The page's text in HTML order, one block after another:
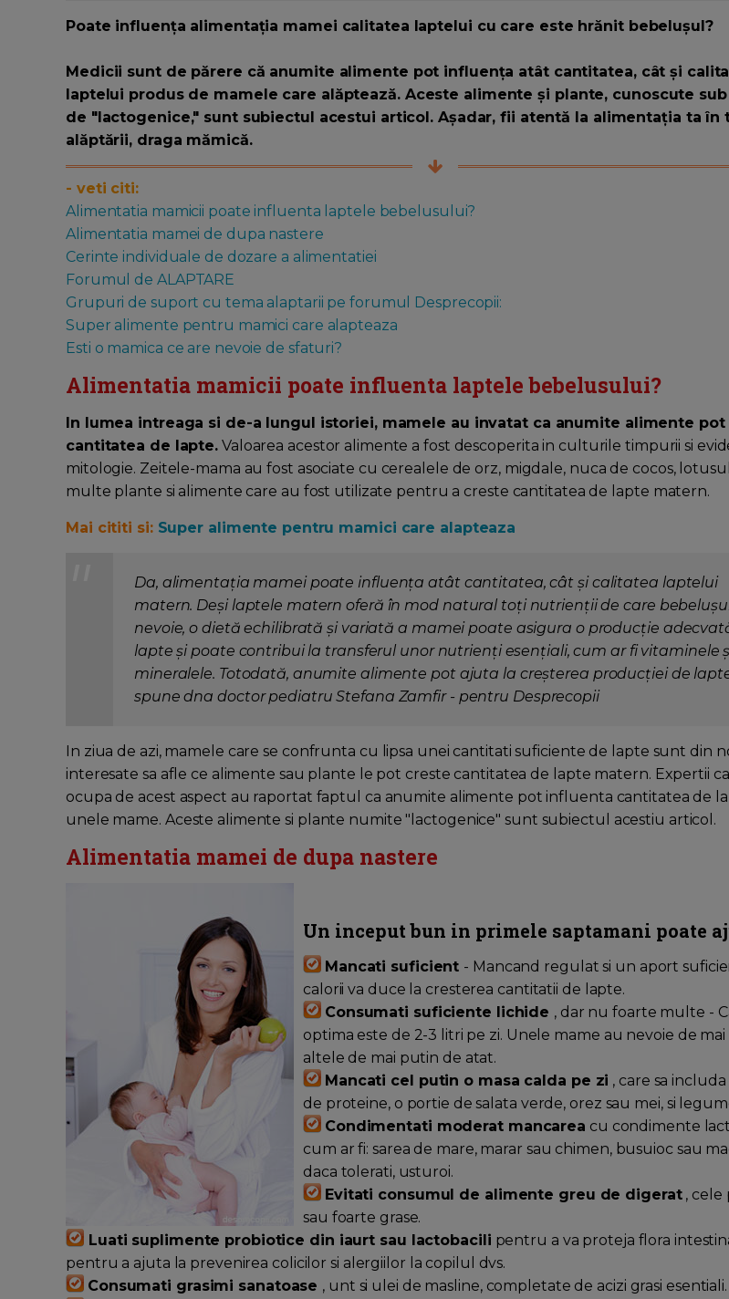
Poate influența alimentația mamei calitatea laptelui cu care este hrănit bebelușul?
Medicii sunt de părere că anumite alimente pot influența atât cantitatea, cât și
laptelui produs de mamele care alăptează. Aceste alimente și plante, cunoscute
de "lactogenice," sunt subiectul acestui articol. Așadar, fii atentă la alimentația ta în
alăptării, draga mămică.
- veti citi:
Alimentatia mamicii poate influenta laptele bebelusului?
Alimentatia mamei de dupa nastere
Cerinte individuale de dozare a alimentatiei
Forumul de ALAPTARE
Grupuri de suport cu tema alaptarii pe forumul Desprecopii:
Super alimente pentru mamici care alapteaza
Esti o mamica ce are nevoie de sfaturi?
Alimentatia mamicii poate influenta laptele bebelusului?
In lumea intreaga si de-a lungul istoriei, mamele au invatat ca anumite alimente pot
cantitatea de lapte. Valoarea acestor alimente a fost descoperita in culturile timpurii si
mitologie. Zeitele-mama au fost asociate cu cerealele de orz, migdale, nuca de cocos,
multe plante si alimente care au fost utilizate pentru a creste cantitatea de lapte matern.
Mai cititi si: Super alimente pentru mamici care alapteaza
Da, alimentația mamei poate influența atât cantitatea, cât și calitatea laptelui
matern. Deși laptele matern oferă în mod natural toți nutrienții de care
nevoie, o dietă echilibrată și variată a mamei poate asigura o producție
lapte și poate contribui la transferul unor nutrienți esențiali, cum ar fi vitaminele
mineralele. Totodată, anumite alimente pot ajuta la creșterea producției de
spune dna doctor pediatru Stefana Zamfir - pentru Desprecopii
In ziua de azi, mamele care se confrunta cu lipsa unei cantitati suficiente de lapte sunt din
interesate sa afle ce alimente sau plante le pot creste cantitatea de lapte matern. Expertii
ocupa de acest aspect au raportat faptul ca anumite alimente pot influenta cantitatea de
unele mame. Aceste alimente si plante numite "lactogenice" sunt subiectul acestiu articol.
Alimentatia mamei de dupa nastere
Un inceput bun in primele saptamani poate
Mancati suficient - Mancand regulat si un aport
calorii va duce la cresterea cantitatii de lapte.
Consumati suficiente lichide , dar nu foarte multe -
optima este de 2-3 litri pe zi. Unele mame au nevoie de
altele de mai putin de atat.
Mancati cel putin o masa calda pe zi , care sa includa
de proteine, o portie de salata verde, orez sau mei, si
Condimentati moderat mancarea cu condimente
cum ar fi: sarea de mare, marar sau chimen, busuioc sau
daca tolerati, usturoi.
Evitati consumul de alimente greu de digerat, cele
sau foarte grase.
Luati suplimente probiotice din iaurt sau lactobacili pentru a va proteja flora
pentru a ajuta la prevenirea colicilor si alergiilor la copilul dvs.
Consumati grasimi sanatoase , unt si ulei de masline, completate de acizi grasi esentiali.